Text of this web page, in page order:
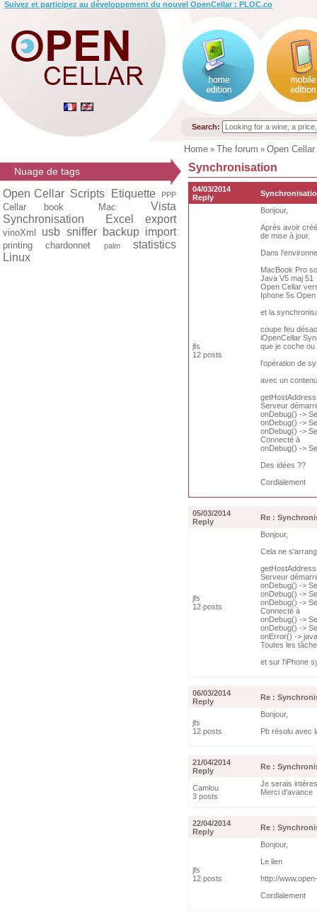
Suivez et participez au développement du nouvel OpenCellar : PLOC.co
Search:
Home » The forum » Open
Nuage de tags
Open Cellar Scripts Etiquette PPP
Cellar book Mac
Vista
Synchronisation
Excel export
vinoXml usb sniffer backup import
printing chardonnet palm
statistics
Linux
Synchronisation
04/03/2014
Reply
jfs
12 posts
Bonjour,
Après avoir
de mise à jour.
Dans
MacBook Pro
Java V5 maj 51
Open Cellar
Iphone 5s
et la
coupe feu
iOpenCellar
que je coche
l'opération de
avec un
Serveur
onDebug() ->
onDebug() ->
onDebug() ->
Connecté à
onDebug() ->
Des idées ??
Cordialement
05/03/2014
Reply
Re :
jfs
12 posts
Bonjour,
Cela ne
Serveur
onDebug() ->
onDebug() ->
onDebug() ->
Connecté à
onDebug() ->
onDebug() ->
onError() ->
Toutes les
et sur l'iPhone
06/03/2014
Reply
Re :
jfs
12 posts
Bonjour,
Pb résolu avec
21/04/2014
Reply
Re :
Camlou
3 posts
Je serais
Merci d'avance
22/04/2014
Reply
Re :
jfs
12 posts
Bonjour,
Le lien
http://
Cordialement